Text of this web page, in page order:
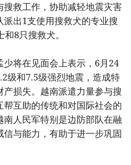
搜救工作，协助减轻地震灾害
出1支使用搜救犬的专业搜
8只搜救犬。
将在见面会上表示，6月24
级和7.5级强烈地震，造成特
损失。越南派遣力量参与搜
互助的传统和对国际社会的
人民军特别是边防部队在融
信与能力，有助于进一步巩固